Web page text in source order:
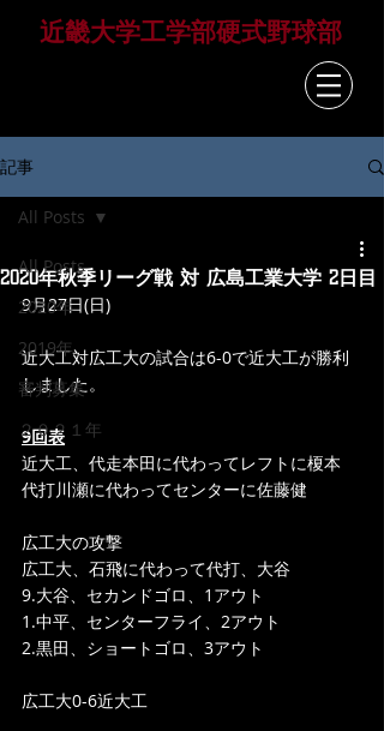
​近畿大学工学部硬式野球部
記事
All Posts
2020年
2019年
審判募集
２０２１年
All Posts
2020年秋季リーグ戦 対 広島工業大学 2日目
9月27日(日)
近大工対広工大の試合は6-0で近大工が勝利
しました。
9回表
近大工、代走本田に代わってレフトに榎本
代打川瀬に代わってセンターに佐藤健
広工大の攻撃
広工大、石飛に代わって代打、大谷
9.大谷、セカンドゴロ、1アウト
1.中平、センターフライ、2アウト
2.黒田、ショートゴロ、3アウト
広工大0-6近大工